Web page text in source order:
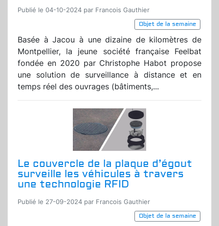
Publié le 04-10-2024 par Francois Gauthier
Objet de la semaine
Basée à Jacou à une dizaine de kilomètres de
Montpellier, la jeune société française Feelbat
fondée en 2020 par Christophe Habot propose
une solution de surveillance à distance et en
temps réel des ouvrages (bâtiments,...
Le couvercle de la plaque d’égout
surveille les véhicules à travers
une technologie RFID
Publié le 27-09-2024 par Francois Gauthier
Objet de la semaine